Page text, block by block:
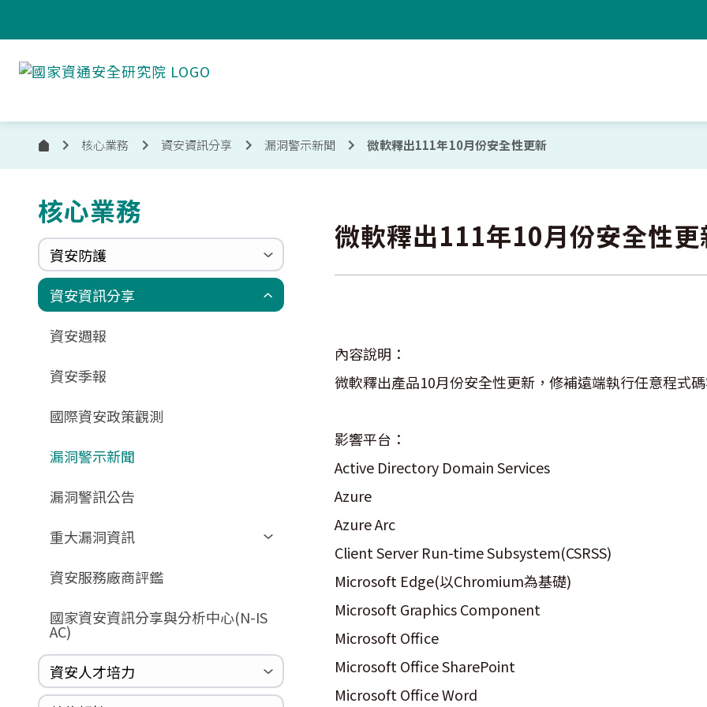
通
安
首
頁
核心業務 資安資訊分享 漏洞警示新聞 微軟釋出111年10月份安全性更新
核心業務
資安防護
政府組態基準(GCB)
更新消息
GCB說明文件
GCB部署資源
GCB終止支援
資通安全弱點通報機制(VANS)
申請作業表單
數位影片教材
FAQ
端點偵測及應變機制(EDR)
相關文件與表單
零信任架構(ZTA)
相關文件與表單
驗證進度
國家資安聯防監控中心(N-SOC)
國家資安通報應變中心(N-CERT)
資安資訊分享
資安週報
資安季報
國際資安政策觀測
漏洞警示新聞
漏洞警訊公告
重大漏洞資訊
Zerologon
MSHTML
WannaCrypt
Heartbleed
資安服務廠商評鑑
國家資安資訊分享與分析中心(N-IS
AC)
資安人才培力
微軟釋出111年10月份安全性更
內容說明：
微軟釋出產品10月份安全性更新，修補遠端執行任意程式碼
影響平台：
Active Directory Domain Services
Azure
Azure Arc
Client Server Run-time Subsystem(CSRSS)
Microsoft Edge(以Chromium為基礎)
Microsoft Graphics Component
Microsoft Office
Microsoft Office SharePoint
Microsoft Office Word